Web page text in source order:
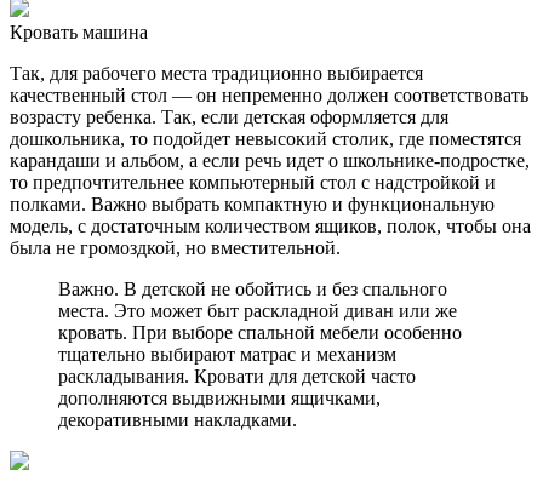
Кровать машина
Так, для рабочего места традиционно выбирается
качественный стол — он непременно должен соответствовать
возрасту ребенка. Так, если детская оформляется для
дошкольника, то подойдет невысокий столик, где поместятся
карандаши и альбом, а если речь идет о школьнике-подростке,
то предпочтительнее компьютерный стол с надстройкой и
полками. Важно выбрать компактную и функциональную
модель, с достаточным количеством ящиков, полок, чтобы она
была не громоздкой, но вместительной.
Важно. В детской не обойтись и без спального
места. Это может быт раскладной диван или же
кровать. При выборе спальной мебели особенно
тщательно выбирают матрас и механизм
раскладывания. Кровати для детской часто
дополняются выдвижными ящичками,
декоративными накладками.